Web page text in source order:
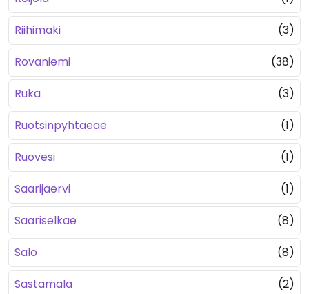
Riihimaki
(3)
Rovaniemi
(38)
Ruka
(3)
Ruotsinpyhtaeae
(1)
Ruovesi
(1)
Saarijaervi
(1)
Saariselkae
(8)
Salo
(8)
Sastamala
(2)